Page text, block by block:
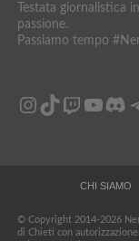
Testata giornalistica
passione.
Passiamo tempo
Instagram
TikTok
Twitch
CHI SIAMO
© Copyright 2014-2026
di Chieti con